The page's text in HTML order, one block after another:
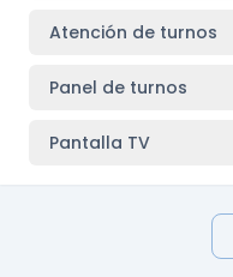
Atención de turnos
Panel de turnos
Pantalla TV